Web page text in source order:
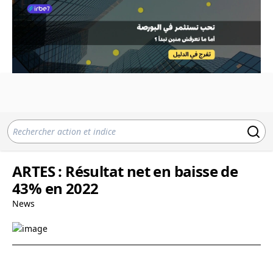
ARTES : Résultat net en baisse de
43% en 2022
News